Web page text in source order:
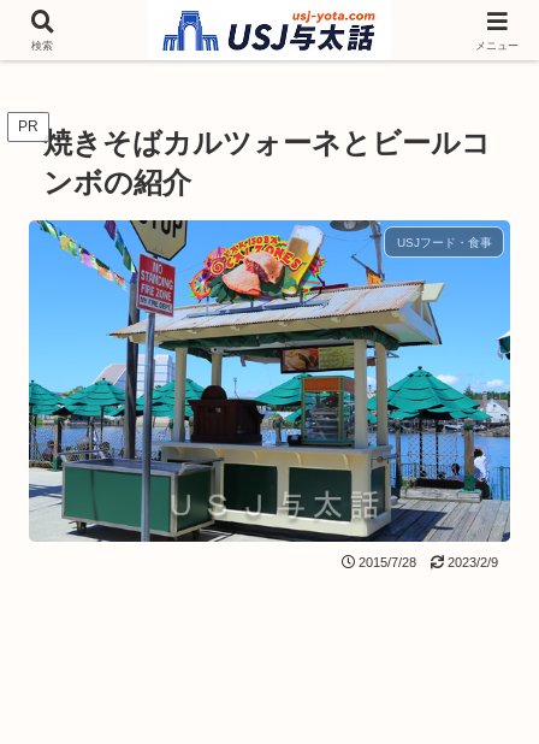
チケットやシーズンイベント ニンテンドーワールド アトラクションなどユニ
バを歩いて情報収集しています
PR 焼きそばカルツォーネとビールコ
ンボの紹介
USJフード・食事
2015/7/28 2023/2/9
検索 メニュー